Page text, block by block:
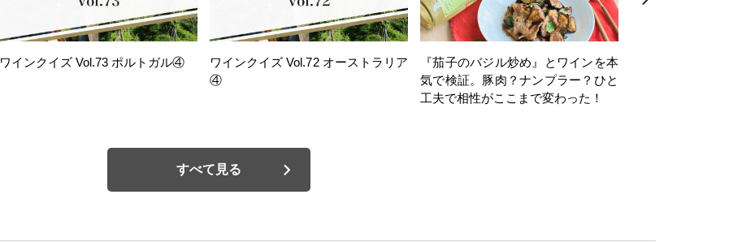
ワインクイズ Vol.73 ポルトガル④
ワインクイズ Vol.72 オーストラリア
④
『茄子のバジル炒め』とワインを本
気で検証。豚肉？ナンプラー？ひと
工夫で相性がここまで変わった！
すべて見る